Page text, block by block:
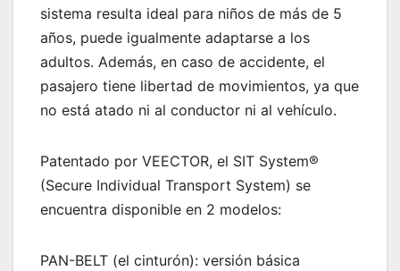
sistema resulta ideal para niños de más de 5
años, puede igualmente adaptarse a los
adultos. Además, en caso de accidente, el
pasajero tiene libertad de movimientos, ya que
no está atado ni al conductor ni al vehículo.
Patentado por VEECTOR, el SIT System®
(Secure Individual Transport System) se
encuentra disponible en 2 modelos:
PAN-BELT (el cinturón): versión básica